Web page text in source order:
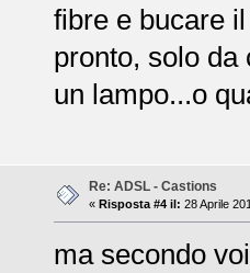
fibre e bucare
pronto, solo da
un lampo...o
Re: ADSL - Castions
« Risposta #4 il: 28 Aprile
ma secondo